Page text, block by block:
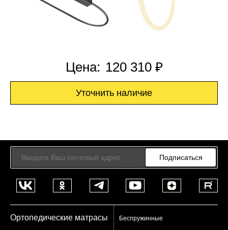
Цена: 120 310 ₽
Уточнить наличие
Подписаться
Ортопедические матрасы Беспружинные